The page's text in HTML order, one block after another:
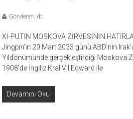
Gönderen: dt
Xİ-PUTİN MOSKOVA ZİRVESİNİN
Jingpin’in 20 Mart 2023 günü ABD’nin
Yıldönümünde gerçekleştirdiği Moskova
1908’de İngiliz Kral VII.Edward ile
Devamını Oku